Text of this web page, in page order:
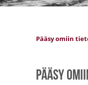
Pääsy omiin
Pääsy